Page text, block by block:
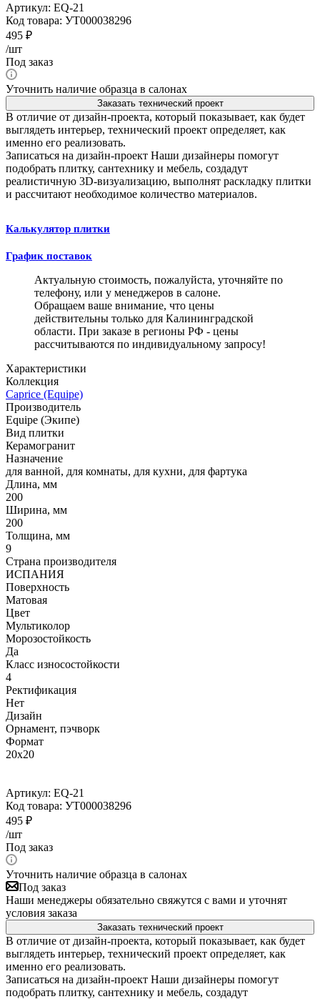
Артикул: EQ-21
Код товара: УТ000038296
495 ₽
/шт
Под заказ
Уточнить наличие образца в салонах
Заказать технический проект
В отличие от дизайн-проекта, который показывает, как будет
выглядеть интерьер, технический проект определяет, как
именно его реализовать.
Записаться на дизайн-проект Наши дизайнеры помогут
подобрать плитку, сантехнику и мебель, создадут
реалистичную 3D-визуализацию, выполнят раскладку плитки
и рассчитают необходимое количество материалов.
Калькулятор плитки
График поставок
Актуальную стоимость, пожалуйста, уточняйте по
телефону, или у менеджеров в салоне.
Обращаем ваше внимание, что цены
действительны только для Калининградской
области. При заказе в регионы РФ - цены
рассчитываются по индивидуальному запросу!
Характеристики
Коллекция
Caprice (Equipe)
Производитель
Equipe (Экипе)
Вид плитки
Керамогранит
Назначение
для ванной, для комнаты, для кухни, для фартука
Длина, мм
200
Ширина, мм
200
Толщина, мм
9
Страна производителя
ИСПАНИЯ
Поверхность
Матовая
Цвет
Мультиколор
Морозостойкость
Да
Класс износостойкости
4
Ректификация
Нет
Дизайн
Орнамент, пэчворк
Формат
20x20
Артикул: EQ-21
Код товара: УТ000038296
495 ₽
/шт
Под заказ
Уточнить наличие образца в салонах
Под заказ
Наши менеджеры обязательно свяжутся с вами и уточнят
условия заказа
Заказать технический проект
В отличие от дизайн-проекта, который показывает, как будет
выглядеть интерьер, технический проект определяет, как
именно его реализовать.
Записаться на дизайн-проект Наши дизайнеры помогут
подобрать плитку, сантехнику и мебель, создадут